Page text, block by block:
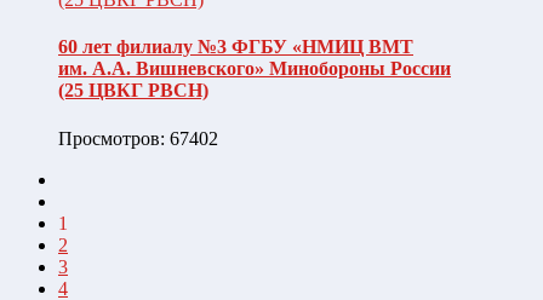
60 лет филиалу №3 ФГБУ «НМИЦ ВМТ
им. А.А. Вишневского» Минобороны России
(25 ЦВКГ РВСН)
Просмотров: 67402
1
2
3
4